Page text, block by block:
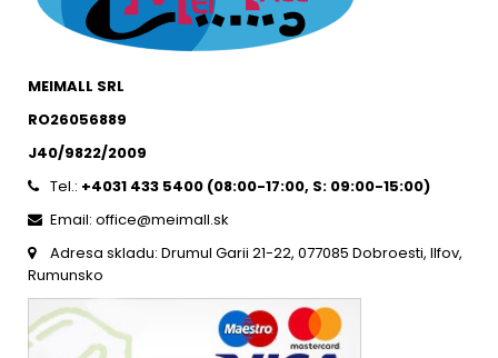
MEIMALL SRL
RO26056889
J40/9822/2009
Tel.: +4031 433 5400 (08:00-17:00, S: 09:00-15:00)
Email: office@meimall.sk
Adresa skladu: Drumul Garii 21-22, 077085 Dobroesti, Ilfov,
Rumunsko